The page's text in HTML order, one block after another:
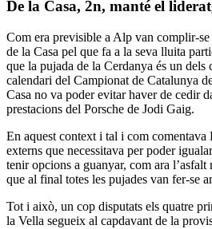
De la Casa, 2n, manté el
Com era previsible a Alp van complir-
de la Casa pel que fa a la seva lluita
que la pujada de la Cerdanya és un dels
calendari del Campionat de Catalunya
Casa no va poder evitar haver de cedir
prestacions del Porsche de Jodi Gaig.
En aquest context i tal i com comentava
externs que necessitava per poder
tenir opcions a guanyar, com ara
que al final totes les pujades van fer-se
Tot i això, un cop disputats els quatre
la Vella segueix al capdavant de la